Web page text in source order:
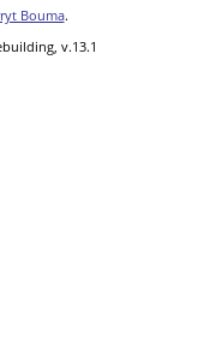
Bouma.
v.13.1